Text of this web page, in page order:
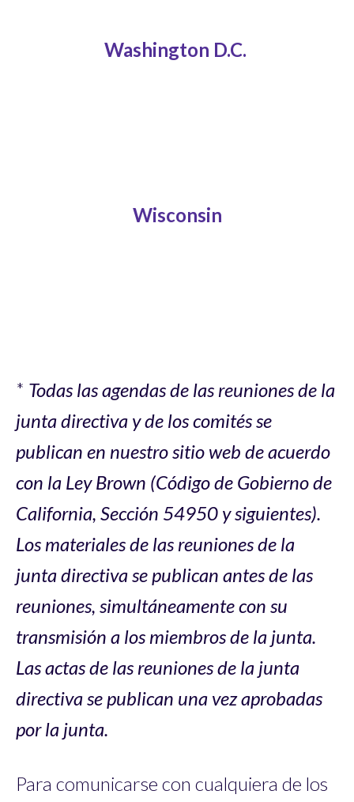
Washington D.C.
Wisconsin
* Todas las agendas de las reuniones de la
junta directiva y de los comités se
publican en nuestro sitio web de acuerdo
con la Ley Brown (Código de Gobierno de
California, Sección 54950 y siguientes).
Los materiales de las reuniones de la
junta directiva se publican antes de las
reuniones, simultáneamente con su
transmisión a los miembros de la junta.
Las actas de las reuniones de la junta
directiva se publican una vez aprobadas
por la junta.
Para comunicarse con cualquiera de los